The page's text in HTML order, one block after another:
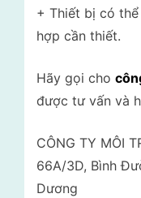
+ Thiết bị có
hợp cần thiết.
Hãy gọi cho
được tư vấn và
CÔNG TY MÔI
66A/3D, Bình
Dương